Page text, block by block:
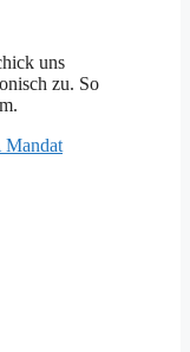
uns
zu. So
Mandat